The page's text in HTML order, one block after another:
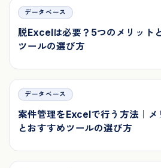
データベース
脱Excelは必要？5つのメリット
ツールの選び方
データベース
案件管理をExcelで行う方法｜メ
とおすすめツールの選び方